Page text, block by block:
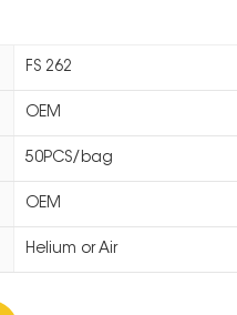
FS 262
OEM
50PCS/bag
OEM
Helium or Air